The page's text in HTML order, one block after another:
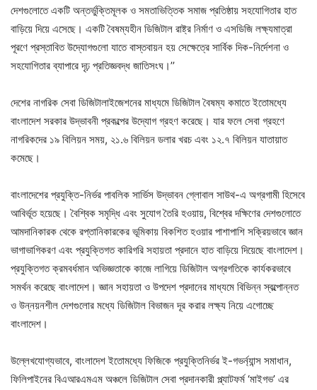
দেশগুলোতে একটি অন্তর্ভুক্তিমূলক ও সমতাভিত্তিক সমাজ প্রতিষ্ঠায় সহযোগিতার হাত
বাড়িয়ে দিয়ে এসেছে। একটি বৈষম্যহীন ডিজিটাল রাষ্ট্র নির্মাণ ও এসডিজি লক্ষ্যমাত্রা
পূরণে প্রস্তাবিত উদ্যোগগুলো যাতে বাস্তবায়ন হয় সেক্ষেত্রে সার্বিক দিক-নির্দেশনা ও
সহযোগিতার ব্যাপারে দৃঢ় প্রতিজ্ঞবদ্ধ জাতিসংঘ।’’
দেশের নাগরিক সেবা ডিজিটালাইজেশনের মাধ্যমে ডিজিটাল বৈষম্য কমাতে ইতোমধ্যে
বাংলাদেশ সরকার উদ্ভাবনী প্রকল্পের উদ্যোগ গ্রহণ করেছে। যার ফলে সেবা গ্রহণে
নাগরিকদের ১৯ বিলিয়ন সময়, ২১.৬ বিলিয়ন ডলার খরচ এবং ১২.৭ বিলিয়ন যাতায়াত
কমেছে।
বাংলাদেশের প্রযুক্তি-নির্ভর পাবলিক সার্ভিস উদ্ভাবন গ্লোবাল সাউথ-এ অগ্রগামী হিসেবে
আবির্ভূত হয়েছে। বৈশ্বিক সমৃদ্ধি এবং সুযোগ তৈরি হওয়ায়, বিশ্বের দক্ষিণের দেশগুলোতে
আমদানিকারক থেকে রপ্তানিকারকের ভূমিকায় বিকশিত হওয়ার পাশাপাশি সক্রিয়ভাবে জ্ঞান
ভাগাভাগিকরণ এবং প্রযুক্তিগত কারিগরি সহায়তা প্রদানে হাত বাড়িয়ে দিয়েছে বাংলাদেশ।
প্রযুক্তিগত ক্রমবর্ধমান অভিজ্ঞতাকে কাজে লাগিয়ে ডিজিটাল অগ্রগতিকে কার্যকরভাবে
সমর্থন করেছে বাংলাদেশ। জ্ঞান সহায়তা ও উপদেশ প্রদানের মাধ্যমে বিভিন্ন স্বল্পোন্নত
ও উন্নয়নশীল দেশগুলোর মধ্যে ডিজিটাল বিভাজন দূর করার লক্ষ্য নিয়ে এগোচ্ছে
বাংলাদেশ।
উল্লেখযোগ্যভাবে, বাংলাদেশ ইতোমধ্যে ফিজিকে প্রযুক্তিনির্ভর ই-গভর্ন্যান্স সমাধান,
ফিলিপাইনের বিএআরএমএম অঞ্চলে ডিজিটাল সেবা প্রদানকারী প্ল্যাটফর্ম ‘মাইগভ’ এর